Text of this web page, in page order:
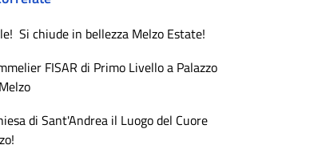
Si chiude in bellezza Melzo Estate!
FISAR di Primo Livello a Palazzo
di Sant'Andrea il Luogo del Cuore